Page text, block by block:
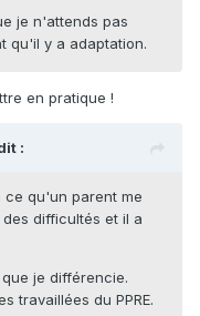
je n'attends pas
qu'il y a adaptation.
en pratique !
:
qu'un parent me
difficultés et il a
je différencie.
travaillées du PPRE.